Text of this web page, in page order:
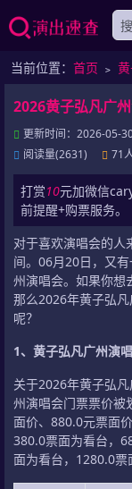
当前位置： 首页 ﹥
2026黄子弘凡广
更新时间：2026-05-
阅读量(2631)
71
打赏10元加微信
前提醒+购票服务。
对于喜欢演唱会的人
间。06月20日，又
州演唱会。如果你想
那么2026年黄子弘
呢？
1、黄子弘凡广州演
关于2026年黄子弘
州演唱会门票票价被
面价、880.0元票面
380.0票面为看台，
面为看台，1280.0票